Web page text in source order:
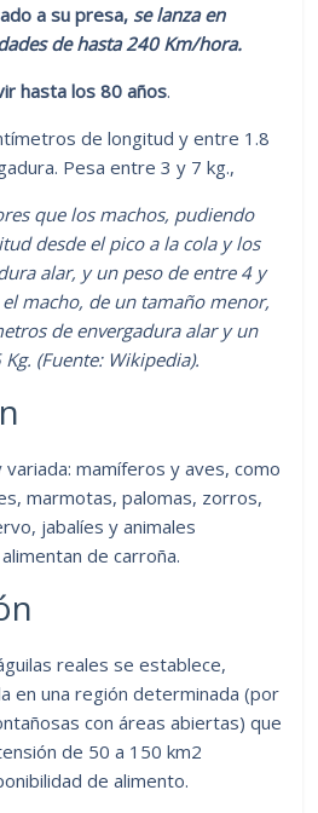
a su presa, se lanza en
de hasta 240 Km/hora.
hasta los 80 años.
de longitud y entre 1.8
Pesa entre 3 y 7 kg.,
que los machos, pudiendo
desde el pico a la cola y los
alar, y un peso de entre 4 y
macho, de un tamaño menor,
de envergadura alar y un
(Fuente: Wikipedia).
variada: mamíferos y aves, como
marmotas, palomas, zorros,
jabalíes y animales
de carroña.
reales se establece,
en una región determinada (por
con áreas abiertas) que
de 50 a 150 km2
de alimento.